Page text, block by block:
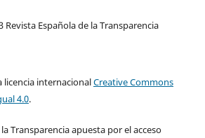
Revista Española de la Transparencia
licencia internacionalCreative Commons
4.0.
Transparencia apuesta por el acceso